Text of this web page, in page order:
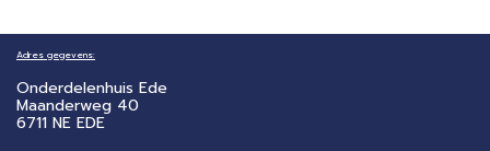
Adres gegevens:
Onderdelenhuis Ede
Maanderweg 40
6711 NE EDE